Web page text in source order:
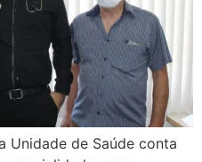
Unidade de Saúde conta